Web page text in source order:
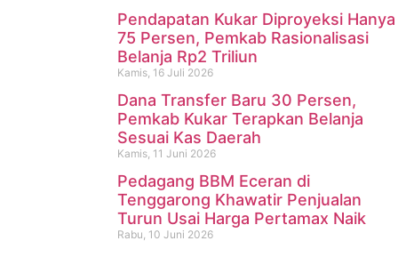
Pendapatan Kukar Diproyeksi Hanya
75 Persen, Pemkab Rasionalisasi
Belanja Rp2 Triliun
Kamis, 16 Juli 2026
Dana Transfer Baru 30 Persen,
Pemkab Kukar Terapkan Belanja
Sesuai Kas Daerah
Kamis, 11 Juni 2026
Pedagang BBM Eceran di
Tenggarong Khawatir Penjualan
Turun Usai Harga Pertamax Naik
Rabu, 10 Juni 2026
Pencari Ikan yang Hilang di
Mangkurawang Ditemukan
Meninggal di Sungai
Mahakam